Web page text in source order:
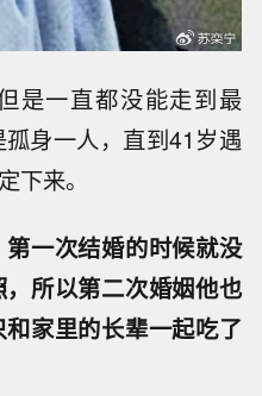
是一直都没能走到最
身一人，直到41岁遇
下来。
一次结婚的时候就没
所以第二次婚姻他也
家里的长辈一起吃了